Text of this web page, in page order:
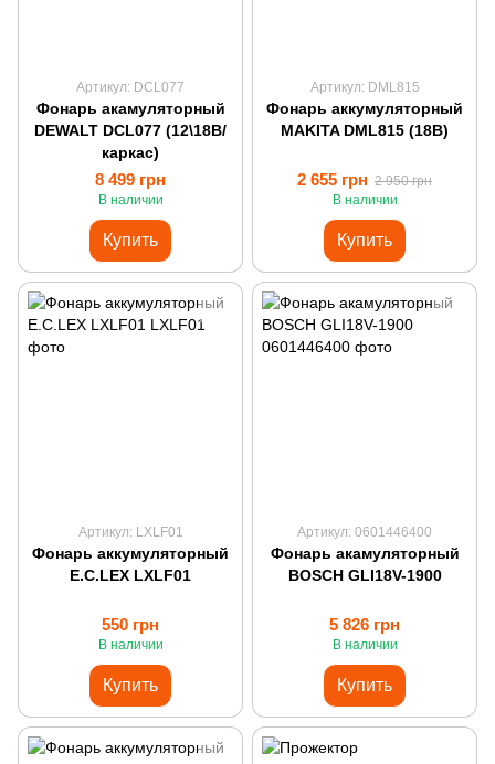
Артикул: DCL077
Фонарь акамуляторный
DEWALT DCL077 (12\18В/
каркас)
8 499 грн
В наличии
Купить
Артикул: DML815
Фонарь аккумуляторный
MAKITA DML815 (18В)
2 655 грн 2 950 грн
В наличии
Купить
Артикул: LXLF01
Фонарь аккумуляторный
E.C.LEX LXLF01
550 грн
В наличии
Купить
Артикул: 0601446400
Фонарь акамуляторный
BOSCH GLI18V-1900
5 826 грн
В наличии
Купить